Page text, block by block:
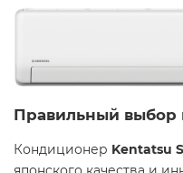
Правильный выбор
Кондиционер Kentatsu